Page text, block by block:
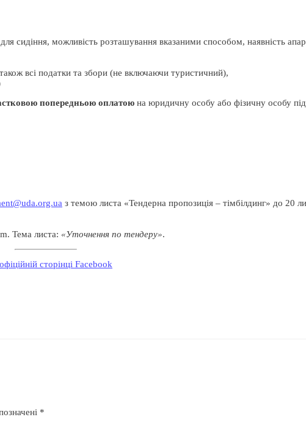
сидіння, можливість розташування вказаними способом, наявність
також всі податки та збори (не включаючи туристичний),
попередньою оплатою на юридичну особу або фізичну особу
з темою листа «Тендерна пропозиція – тімбілдинг» до 20
Тема листа: «Уточнення по тендеру».
офіційній сторінці Facebook
*